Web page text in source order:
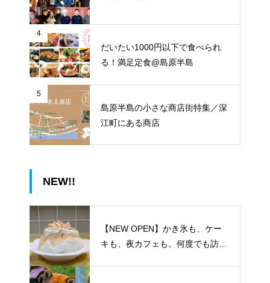
4
だいたい1000円以下で食べられ
る！満足定食@島原半島
5
島原半島の小さな商店街特集／深
江町にある商店
NEW!!
【NEW OPEN】かき氷も、ケー
キも、夜カフェも。何度でも訪れ